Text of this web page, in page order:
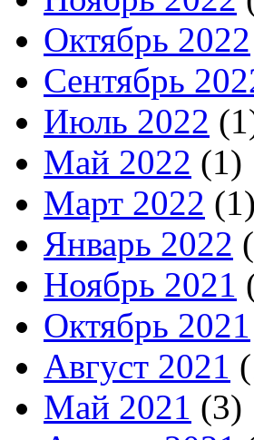
Октябрь 2022
Сентябрь
Июль 2022
Май 2022 (1)
Март 2022 (1)
Январь 2022
Ноябрь 2021
Октябрь 2021
Август 2021
Май 2021 (3)